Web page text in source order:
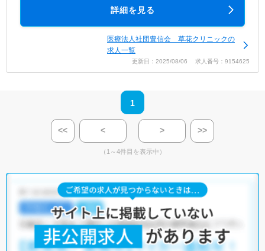
詳細を見る
医療法人社団豊信会 草花クリニックの
求人一覧
更新日：2025/08/06 求人番号：9154625
1
<< < > >>
（1～4件目を表示中）